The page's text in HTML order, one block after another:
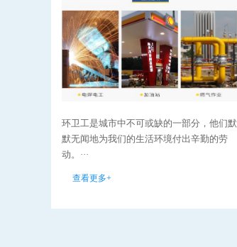
环卫工是城市中不可或缺的一部分，他们默
默无闻地为我们的生活环境付出辛勤的劳
动。···
查看更多+